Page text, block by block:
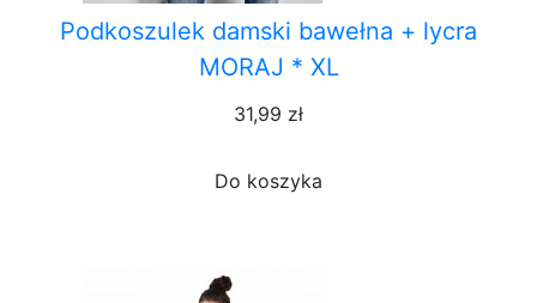
Podkoszulek damski bawełna + lycra
MORAJ * XL
31,99 zł
Do koszyka